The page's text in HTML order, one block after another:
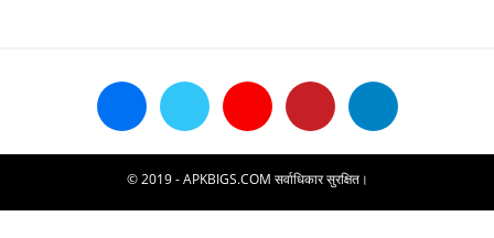
© 2019 - APKBIGS.COM सर्वाधिकार सुरक्षित।